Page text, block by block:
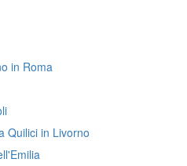
in Roma
Quilici in Livorno